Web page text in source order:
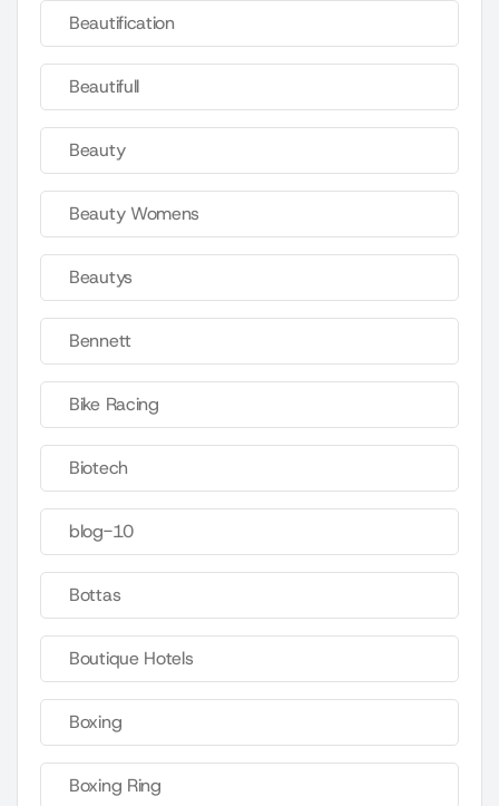
Beautification
Beautifull
Beauty
Beauty Womens
Beautys
Bennett
Bike Racing
Biotech
blog-10
Bottas
Boutique Hotels
Boxing
Boxing Ring